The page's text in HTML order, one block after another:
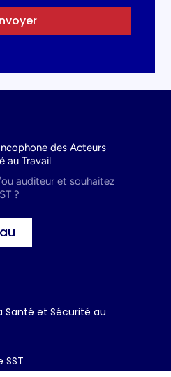
des Acteurs
au Travail
auditeur et souhaitez
?
Santé et Sécurité au
SST